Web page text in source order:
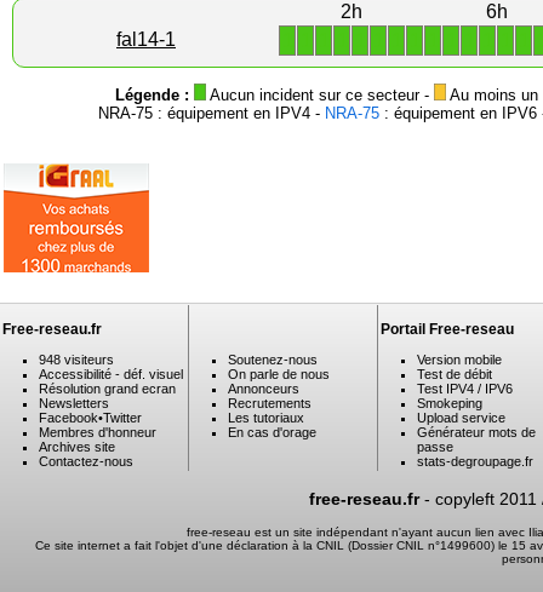
2h
6h
fal14-1
Légende : Aucun incident sur ce secteur -
Au moins
NRA-75 : équipement en IPV4 - NRA-75 : équipement en
Free-reseau.fr
948 visiteurs
Accessibilité - déf. visuel
Résolution grand ecran
Newsletters
Facebook•Twitter
Membres d'honneur
Archives site
Contactez-nous
Soutenez-nous
On parle de nous
Annonceurs
Recrutements
Les tutoriaux
En cas d'orage
Portail Free-reseau
Version mobile
Test de débit
Test IPV4 / IPV6
Smokeping
Upload service
Générateur mots de
passe
stats-degroupage.fr
free-reseau.fr- copyleft 2011
free-reseau est un site indépendant n'ayant aucun lien avec
Ce site internet a fait l'objet d'une déclaration à la CNIL (Dossier CNIL n°1499600) le 15